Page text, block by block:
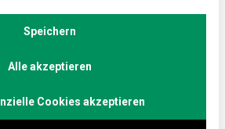
Rübbelberg feiert die
Speichern
Alle akzeptieren
Cookies akzeptieren